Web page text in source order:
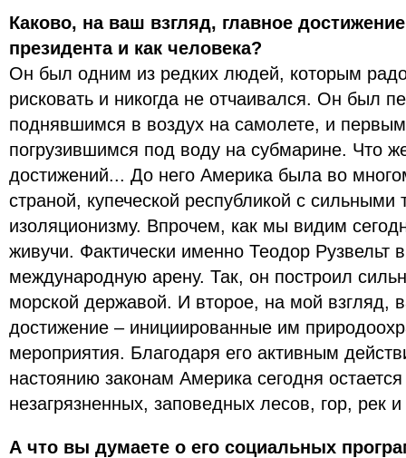
Каково, на ваш взгляд, главное
президента и как человека?
Он был одним из редких людей, которым
рисковать и никогда не отчаивался. Он был
поднявшимся в воздух на самолете, и
погрузившимся под воду на субмарине. Что
достижений... До него Америка была во
страной, купеческой республикой с сильными
изоляционизму. Впрочем, как мы видим
живучи. Фактически именно Теодор Рузвельт
международную арену. Так, он построил
морской державой. И второе, на мой взгляд,
достижение – инициированные им
мероприятия. Благодаря его активным
настоянию законам Америка сегодня
незагрязненных, заповедных лесов, гор, рек и
А что вы думаете о его социальных